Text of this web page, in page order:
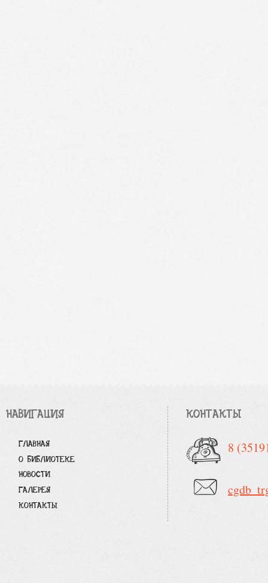
НАВИГАЦИЯ
ГЛАВНАЯ
О БИБЛИОТЕКЕ
НОВОСТИ
ГАЛЕРЕЯ
КОНТАКТЫ
КОНТАКТЫ
8